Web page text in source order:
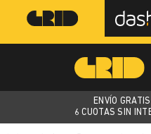
ENVÍO
6 CUOTAS SIN